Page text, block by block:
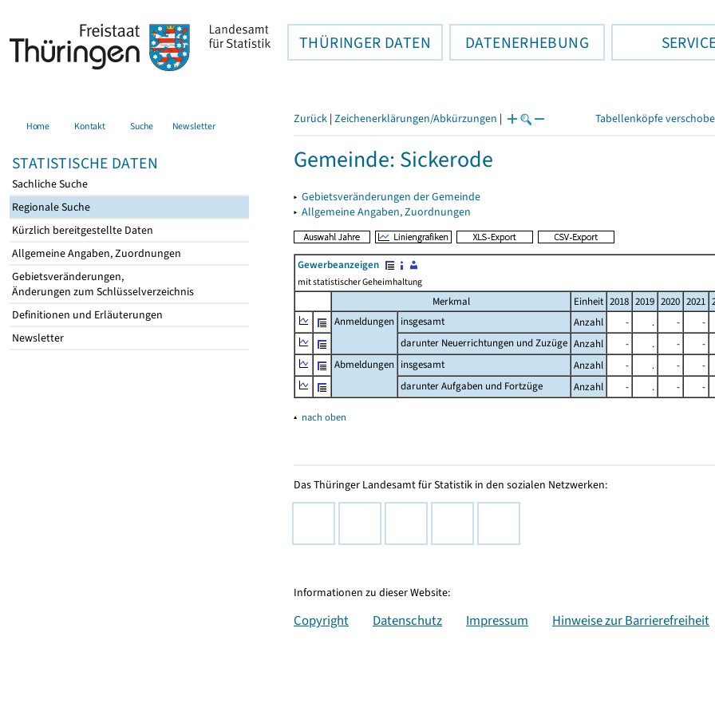
THÜRINGER DATEN DATENERHEBUNG
Home Kontakt Suche Newsletter
STATISTISCHE DATEN
Sachliche Suche
Regionale Suche
Kürzlich bereitgestellte Daten
Allgemeine Angaben, Zuordnungen
Gebietsveränderungen,
Änderungen zum Schlüsselverzeichnis
Definitionen und Erläuterungen
Newsletter
Zurück | Zeichenerklärungen/Abkürzungen | Tabellenköpfe
Gemeinde: Sickerode
▸ Gebietsveränderungen der Gemeinde
▸ Allgemeine Angaben, Zuordnungen
Gewerbeanzeigen
mit statistischer Geheimhaltung
Merkmal Einheit 2018 2019 2020 2021
Anmeldungen insgesamt Anzahl - . - -
darunter Neuerrichtungen und Zuzüge Anzahl - . - -
Abmeldungen insgesamt Anzahl - . - -
darunter Aufgaben und Fortzüge
Anzahl - . - -
▴ nach oben
Das Thüringer Landesamt für Statistik in den sozialen Netzwerken:
Informationen zu dieser Website:
Copyright Datenschutz Impressum Hinweise zur Barrierefreiheit